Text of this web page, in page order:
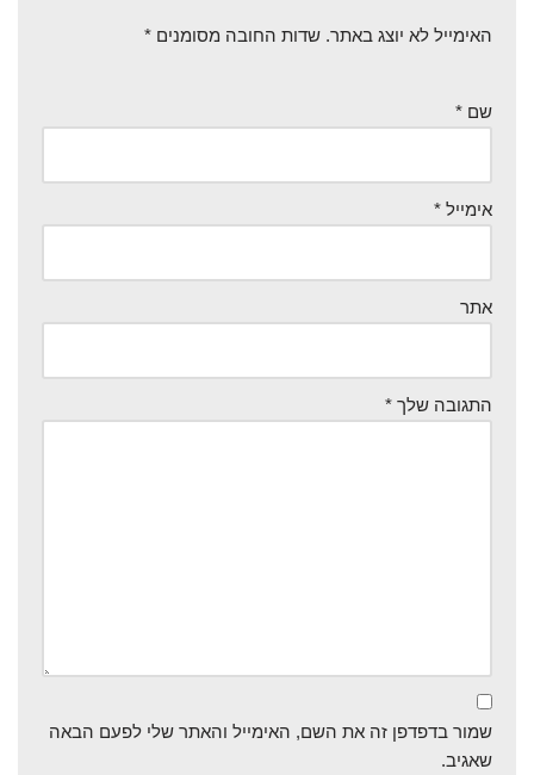
האימייל לא יוצג באתר. שדות החובה מסומנים *
שם *
אימייל *
אתר
התגובה שלך *
שמור בדפדפן זה את השם, האימייל והאתר שלי לפעם הבאה
שאגיב.